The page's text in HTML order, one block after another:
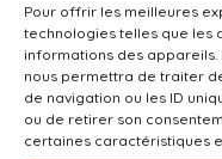
Pour offrir les meilleures
technologies telles que les
informations des
nous permettra de traiter
de navigation ou les ID
ou de retirer son
certaines caractéristiques